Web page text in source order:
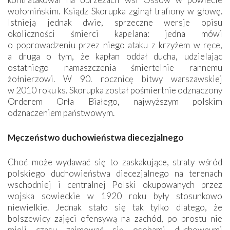
wołomińskim. Ksiądz Skorupka zginął trafiony w głowę.
Istnieją jednak dwie, sprzeczne wersje opisu
okoliczności śmierci kapelana: jedna mówi
o poprowadzeniu przez niego ataku z krzyżem w ręce,
a druga o tym, że kapłan oddał ducha, udzielając
ostatniego namaszczenia śmiertelnie rannemu
żołnierzowi. W 90. rocznicę bitwy warszawskiej
w 2010 roku ks. Skorupka został pośmiertnie odznaczony
Orderem Orła Białego, najwyższym polskim
odznaczeniem państwowym.
Męczeństwo duchowieństwa diecezjalnego
Choć może wydawać się to zaskakujące, straty wśród
polskiego duchowieństwa diecezjalnego na terenach
wschodniej i centralnej Polski okupowanych przez
wojska sowieckie w 1920 roku były stosunkowo
niewielkie. Jednak stało się tak tylko dlatego, że
bolszewicy zajęci ofensywą na zachód, po prostu nie